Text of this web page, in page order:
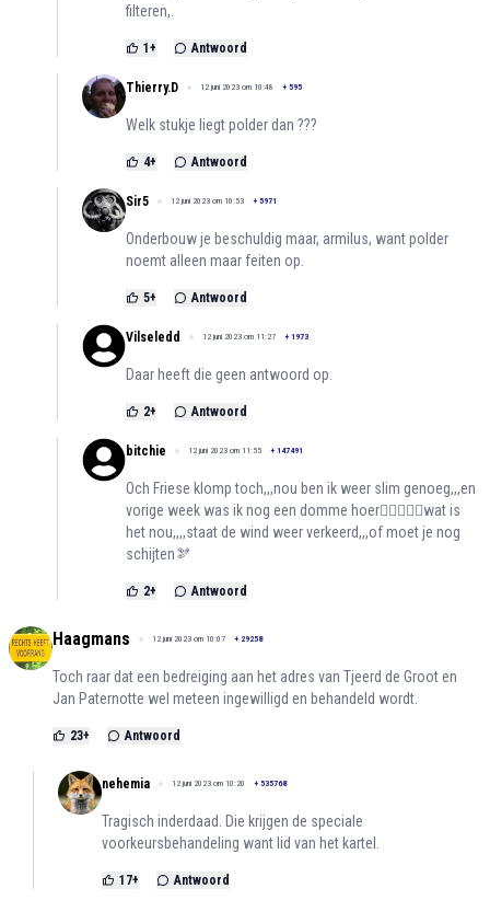
filteren,.
1 + Antwoord
Thierry.D 12 juni 2023 om 10:48 + 595
Welk stukje liegt polder dan ???
4+ Antwoord
Sir5 12 juni 2023 om 10:53 + 5971
Onderbouw je beschuldig maar, armilus, want polder
noemt alleen maar feiten op.
5+ Antwoord
Vilseledd 12 juni 2023 om 11:27 + 1973
Daar heeft die geen antwoord op.
2+ Antwoord
bitchie 12 juni 2023 om 11:55 + 147491
Och Friese klomp toch,,,nou ben ik weer slim genoeg,,,en
vorige week was ik nog een domme hoer😮‍💨🤷🏻‍♀️wat is
het nou,,,,staat de wind weer verkeerd,,,of moet je nog
schijten🫘
2+ Antwoord
Haagmans 12 juni 2023 om 10:07 + 29258
Toch raar dat een bedreiging aan het adres van Tjeerd de Groot en
Jan Paternotte wel meteen ingewilligd en behandeld wordt.
23+ Antwoord
nehemia 12 juni 2023 om 10:20 + 535768
Tragisch inderdaad. Die krijgen de speciale
voorkeursbehandeling want lid van het kartel.
17+ Antwoord